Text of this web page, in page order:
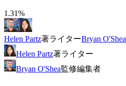
1.31%
Helen Partz著ライターBryan O'Shea
Helen Partz著ライター
Bryan O'Shea監修編集者